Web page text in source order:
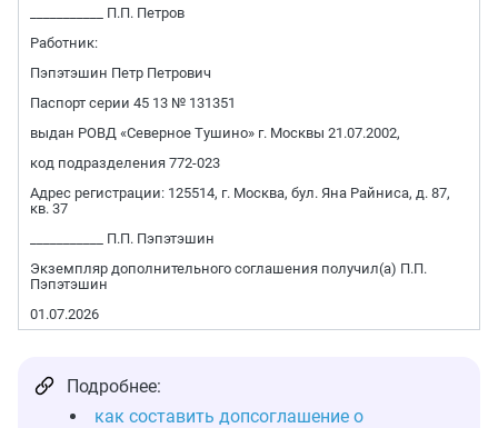
___________ П.П. Петров
Работник:
Пэпэтэшин Петр Петрович
Паспорт серии 45 13 № 131351
выдан РОВД «Северное Тушино» г. Москвы 21.07.2002,
код подразделения 772-023
Адрес регистрации: 125514, г. Москва, бул. Яна Райниса, д. 87,
кв. 37
___________ П.П. Пэпэтэшин
Экземпляр дополнительного соглашения получил(а) П.П.
Пэпэтэшин
01.07.2026
Подробнее:
как составить допсоглашение о